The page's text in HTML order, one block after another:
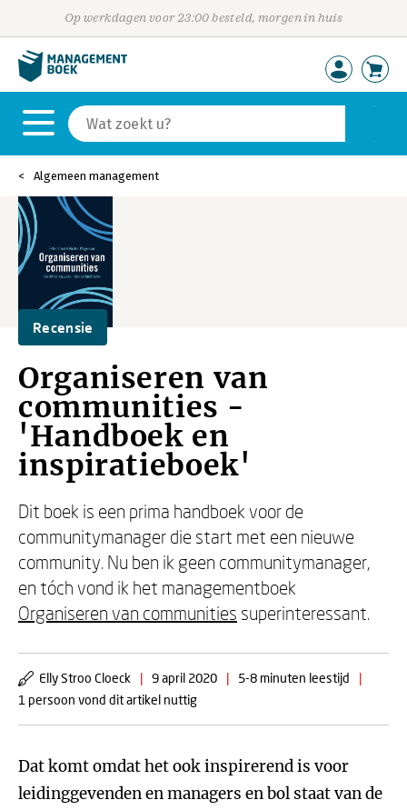
Op werkdagen voor 23:00 besteld, morgen in huis
Algemeen management
Recensie
Organiseren van
communities -
'Handboek en
inspiratieboek'
Dit boek is een prima handboek voor de
communitymanager die start met een nieuwe
community. Nu ben ik geen communitymanager,
en tóch vond ik het managementboek
Organiseren van communities superinteressant.
Elly Stroo Cloeck | 9 april 2020 | 5-8 minuten leestijd
|
1 persoon vond dit artikel nuttig
Dat komt omdat het ook inspirerend is voor
leidinggevenden en managers en bol staat van de